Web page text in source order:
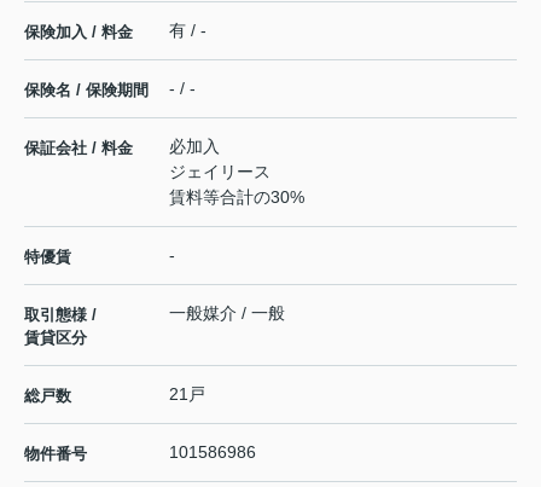
保険加入 / 料金 有 / -
保険名 / 保険期間 - / -
保証会社 / 料金
必加入
ジェイリース
賃料等合計の30%
特優賃 -
取引態様 /
賃貸区分
一般媒介 / 一般
総戸数 21戸
物件番号 101586986